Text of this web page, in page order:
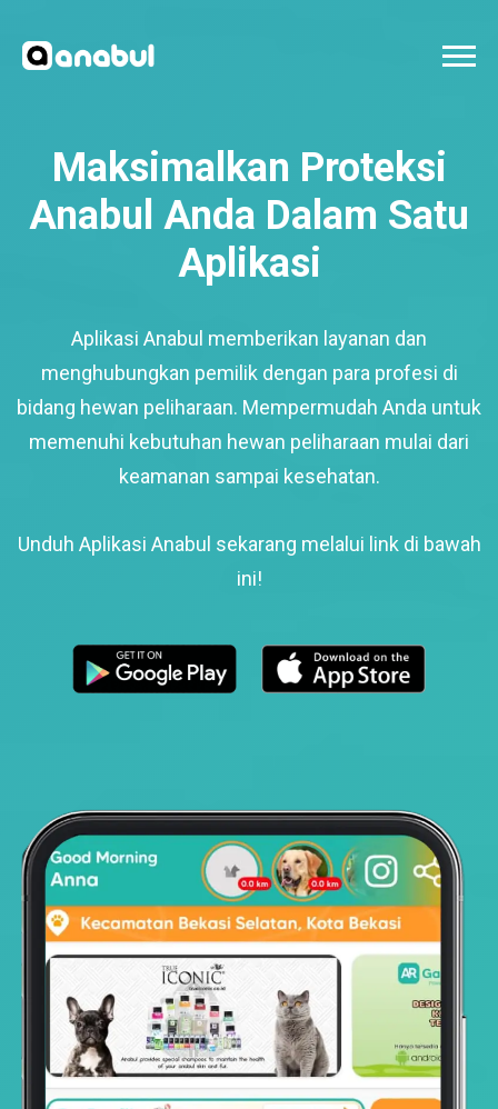
Maksimalkan Proteksi
Anabul Anda Dalam Satu
Aplikasi
Aplikasi Anabul memberikan layanan dan
menghubungkan pemilik dengan para profesi di
bidang hewan peliharaan. Mempermudah Anda untuk
memenuhi kebutuhan hewan peliharaan mulai dari
keamanan sampai kesehatan.
Unduh Aplikasi Anabul sekarang melalui link di bawah
ini!